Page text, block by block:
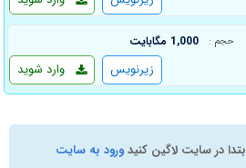
حجم : 1,000 مگابایت
وارد شوید زیرنویس
در سایت لاگین کنیدورود به سایت